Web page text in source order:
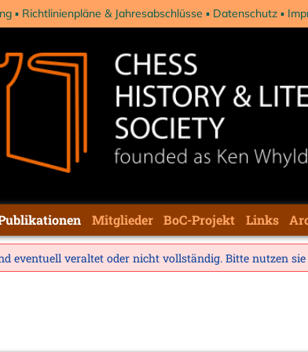
Richtlinienpläne & Jahresabschlüsse Datenschutz
Mitglieder BoC-Projekt Links
eventuell veraltet oder nicht vollständig. Bitte nutzen sie